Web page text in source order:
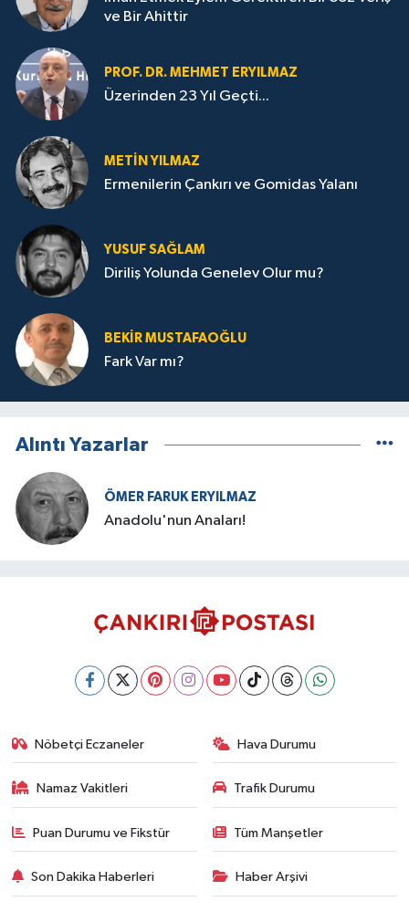
ve Bir Ahittir
PROF. DR. MEHMET ERYILMAZ
Üzerinden 23 Yıl Geçti...
METIN YILMAZ
Ermenilerin Çankırı ve Gomidas Yalanı
YUSUF SAĞLAM
Diriliş Yolunda Genelev Olur mu?
BEKIR MUSTAFAOĞLU
Fark Var mı?
Alıntı Yazarlar
ÖMER FARUK ERYILMAZ
Anadolu'nun Anaları!
Nöbetçi Eczaneler Hava Durumu
Namaz Vakitleri Trafik Durumu
Puan Durumu ve Fikstür Tüm Manşetler
Son Dakika Haberleri Haber Arşivi